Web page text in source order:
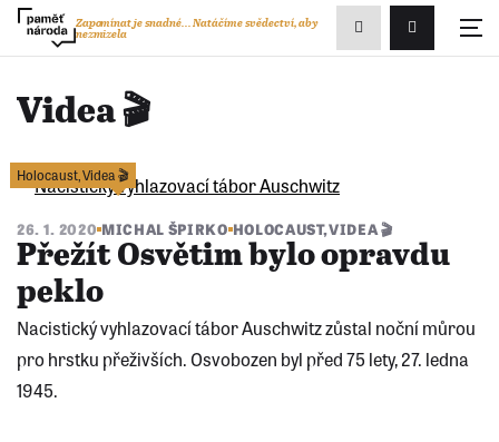
Přihlášení/
Zapomínat je snadné...Natáčíme svědectví, aby
nezmizela
Zobrazit
vyhledávání
Videa 🎬
Holocaust,Videa 🎬
26. 1. 2020 MICHAL ŠPIRKO HOLOCAUST,VIDEA 🎬
Přežít Osvětim bylo opravdu
peklo
Nacistický vyhlazovací tábor Auschwitz zůstal noční můrou
pro hrstku přeživších. Osvobozen byl před 75 lety, 27. ledna
1945.